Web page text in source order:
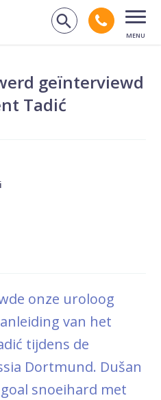
Zoek op
Bel
geïnterviewd
Tadić
onze uroloog
van het
tijdens de
Dortmund. Dušan
snoeihard met